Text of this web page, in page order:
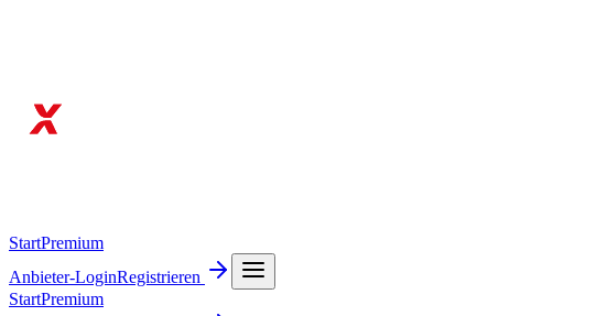
StartPremium
Anbieter-LoginRegistrieren
StartPremium